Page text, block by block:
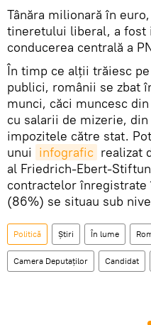
Tânăra milionară în
tineretului liberal, a fost
conducerea centrală a
În timp ce alții trăiesc
publici, românii se zbat
munci, căci muncesc
cu salarii de mizerie,
impozitele către stat.
unui infografic realizat
al Friedrich-Ebert-
contractelor înregistrate
(86%) se situau sub
Politică Știri În lume
Camera Deputaţilor Candidat